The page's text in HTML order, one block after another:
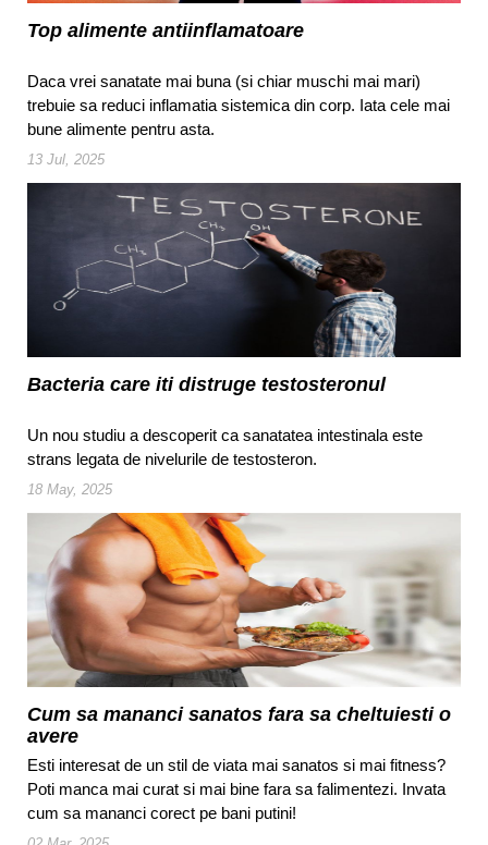
Top alimente antiinflamatoare
Daca vrei sanatate mai buna (si chiar muschi mai mari)
trebuie sa reduci inflamatia sistemica din corp. Iata cele mai
bune alimente pentru asta.
13 Jul, 2025
Bacteria care iti distruge testosteronul
Un nou studiu a descoperit ca sanatatea intestinala este
strans legata de nivelurile de testosteron.
18 May, 2025
Cum sa mananci sanatos fara sa cheltuiesti o
avere
Esti interesat de un stil de viata mai sanatos si mai fitness?
Poti manca mai curat si mai bine fara sa falimentezi. Invata
cum sa mananci corect pe bani putini!